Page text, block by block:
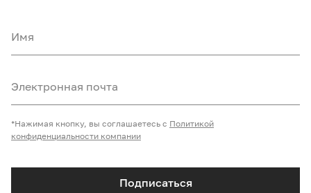
Имя
Электронная почта
Подписаться
*Нажимая кнопку, вы соглашаетесь с Политикой
конфиденциальности компании